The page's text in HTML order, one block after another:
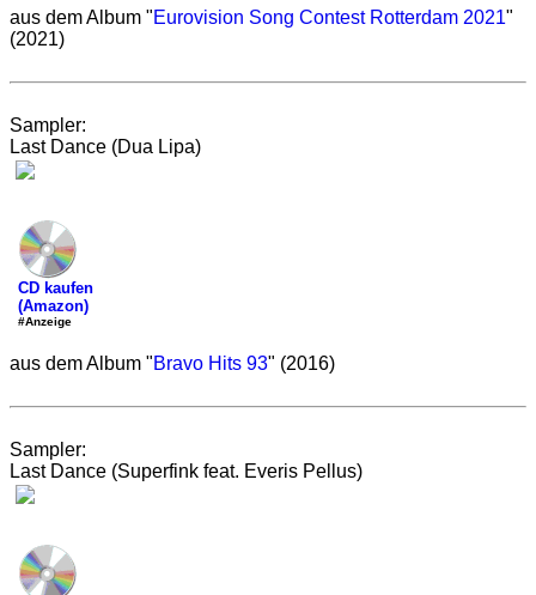
aus dem Album "Eurovision Song Contest Rotterdam 2021"
(2021)
Sampler:
Last Dance (Dua Lipa)
CD kaufen
(Amazon)
#Anzeige
aus dem Album "Bravo Hits 93" (2016)
Sampler:
Last Dance (Superfink feat. Everis Pellus)